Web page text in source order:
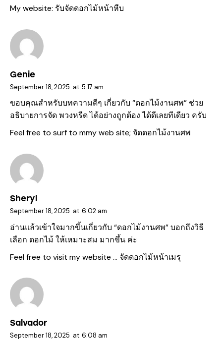
My website: รับจัดดอกไม้หน้าหีบ
Genie
September 18, 2025 at 5:17 am
ขอบคุณสำหรับบทความดีๆ เกี่ยวกับ “ดอกไม้งานศพ” ช่วย
อธิบายการจัด พวงหรีด ได้อย่างถูกต้อง ได้ดีเลยทีเดียว ครับ
Feel free to surf to mmy web site; จัดดอกไม้งานศพ
Sheryl
September 18, 2025 at 6:02 am
อ่านแล้วเข้าใจมากขึ้นเกี่ยวกับ “ดอกไม้งานศพ” บอกถึงวิธี
เลือก ดอกไม้ ให้เหมาะสม มากขึ้น ค่ะ
Feel free to visit my website … จัดดอกไม้หน้าเมรุ
Salvador
September 18, 2025 at 6:08 am